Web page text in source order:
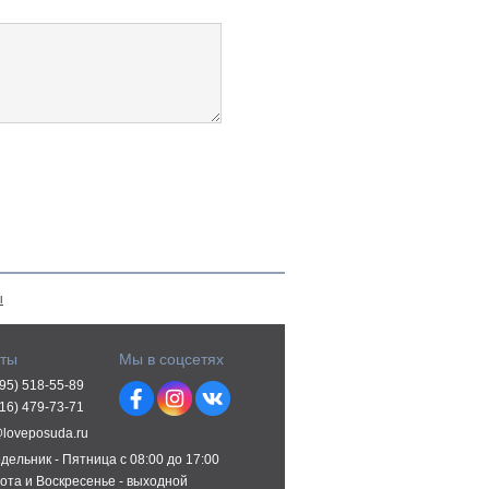
518-55-89
479-73-71
- Пятница с 08:00 до 17:00
и Воскресенье - выходной
Мы в соцсетях